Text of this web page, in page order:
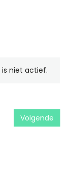
niet actief.
Volgende